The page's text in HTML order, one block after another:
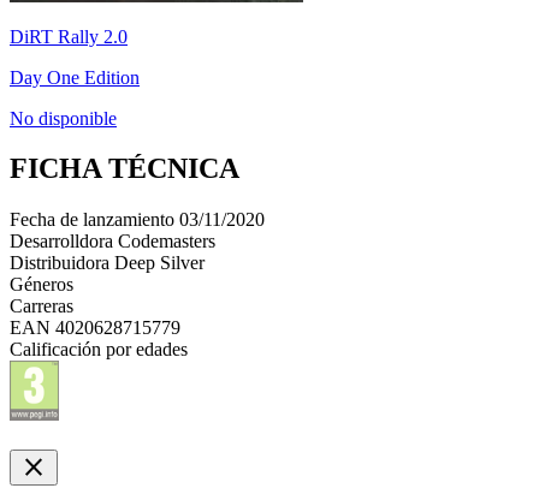
DiRT Rally 2.0
Day One Edition
No disponible
FICHA TÉCNICA
Fecha de lanzamiento 03/11/2020
Desarrolldora Codemasters
Distribuidora Deep Silver
Géneros
Carreras
EAN 4020628715779
Calificación por edades
close